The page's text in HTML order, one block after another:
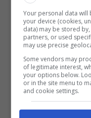
Di seguito i
dichiarazioni di
Quaranta
Your personal data
your device (cookies,
data) may be stored
partners, or used
may use precise
Some vendors may
of legitimate interest,
your options below.
or in the site menu to
and cookie settings.